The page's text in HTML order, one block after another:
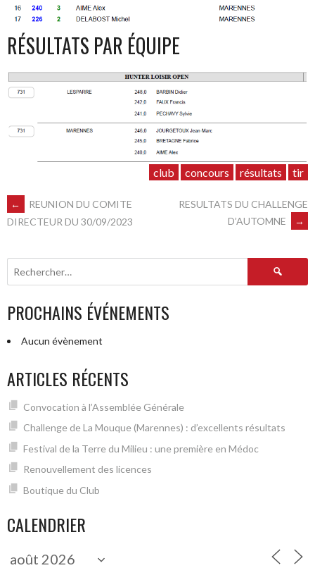
RÉSULTATS PAR ÉQUIPE
club concours résultats tir
NAVIGATION
DES
ARTICLES
←
REUNION DU COMITE
DIRECTEUR DU 30/09/2023
RESULTATS DU CHALLENGE
D’AUTOMNE
→
Rechercher :
PROCHAINS ÉVÉNEMENTS
Aucun évènement
ARTICLES RÉCENTS
Convocation à l’Assemblée Générale
Challenge de La Mouque (Marennes) : d’excellents résultats
Festival de la Terre du Milieu : une première en Médoc
Renouvellement des licences
Boutique du Club
CALENDRIER